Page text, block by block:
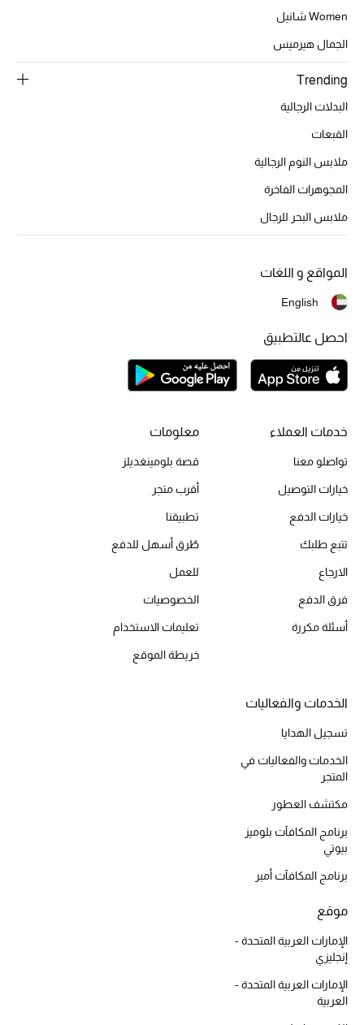
Women شانيل
الجمال هيرميس
Trending
البدلات الرجالية
القبعات
ملابس النوم الرجالية
المجوهرات الفاخرة
ملابس البحر للرجال
خدمات العملاء
تواصلو معنا
خيارات التوصيل
خيارات الدفع
تتبع طلبك
الارجاع
فرق الدفع
أسئلة مكررة
معلومات
قصة بلومينغديلز
أقرب متجر
تطبيقنا
طُرق أسهل للدفع
للعمل
الخصوصيات
تعليمات الاستخدام
خريطة الموقع
الخدمات والفعاليات
تسجيل الهدايا
الخدمات والفعاليات في
المتجر
مكتشف العطور
برنامج المكافآت بلوميز
بيوتي
برنامج المكافآت أمبر
موقع
الإمارات العربية المتحدة -
إنجليزي
الإمارات العربية المتحدة -
العربية
المواقع و اللغات
English
احصل عالتطبيق